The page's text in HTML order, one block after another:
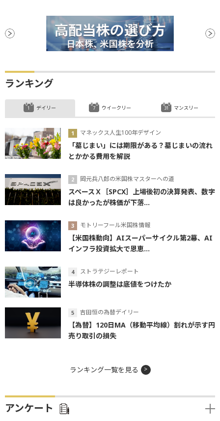
ランキング
デイリー
マネックス人生100年デザイン
「墓じまい」には期限がある？墓じまいの流れ
とかかる費用を解説
岡元兵八郎の米国株マスターへの道
スペースＸ［SPCX］上場後初の決算発表、数字
は良かったが株価が下落...
モトリーフール米国株情報
【米国株動向】AIスーパーサイクル第2幕、AI
インフラ投資拡大で恩恵...
ストラテジーレポート
半導体株の調整は底値をつけたか
吉田恒の為替デイリー
【為替】120日MA（移動平均線）割れが示す円
売り取引の損失
ウイークリー マンスリー
ランキング一覧を見る
アンケート